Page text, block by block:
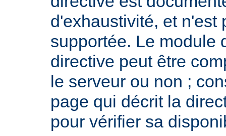
d'exhaustivité, et n'est
supportée. Le module
directive peut être
le serveur ou non ;
page qui décrit la
pour vérifier sa